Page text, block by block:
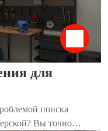
сезонное
дома.
для
поиска
Вы точно